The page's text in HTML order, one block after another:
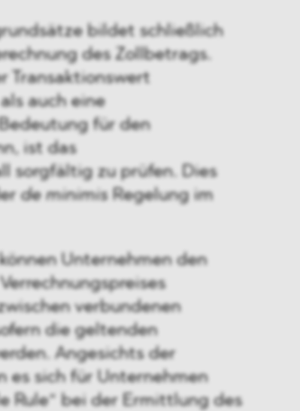
bildet schließlich
des Zollbetrags.
Transaktionswert
auch eine
für den
ist das
sorgfältig zu prüfen. Dies
de minimisRegelung im
Unternehmen den
verbundenen
die geltenden
Angesichts der
es sich für Unternehmen
Rule“ bei der Ermittlung des